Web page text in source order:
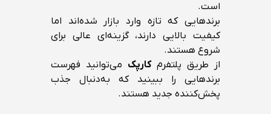
است.
برندهایی که تازه وارد بازار شده‌اند اما
کیفیت بالایی دارند، گزینه‌ای عالی برای
شروع هستند.
از طریق پلتفرمکارپک می‌توانید فهرست
برندهایی را ببینید که به‌دنبال جذب
پخش‌کننده جدید هستند.